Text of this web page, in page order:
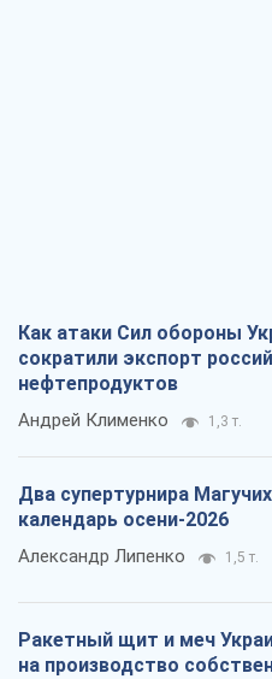
Как атаки Сил обороны
сократили экспорт
нефтепродуктов
Андрей Клименко 1,3 т.
Два супертурнира
календарь осени-2026
Александр Липенко 1,5 т.
Ракетный щит и меч
на производство